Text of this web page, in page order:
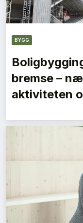
BYGG
bremse –
aktiviteten